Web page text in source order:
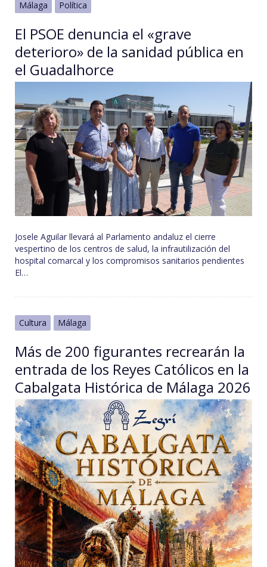
Málaga Política
El PSOE denuncia el «grave
deterioro» de la sanidad pública en
el Guadalhorce
Josele Aguilar llevará al Parlamento andaluz el cierre
vespertino de los centros de salud, la infrautilización del
hospital comarcal y los compromisos sanitarios pendientes
El…
Cultura Málaga
Más de 200 figurantes recrearán la
entrada de los Reyes Católicos en la
Cabalgata Histórica de Málaga 2026